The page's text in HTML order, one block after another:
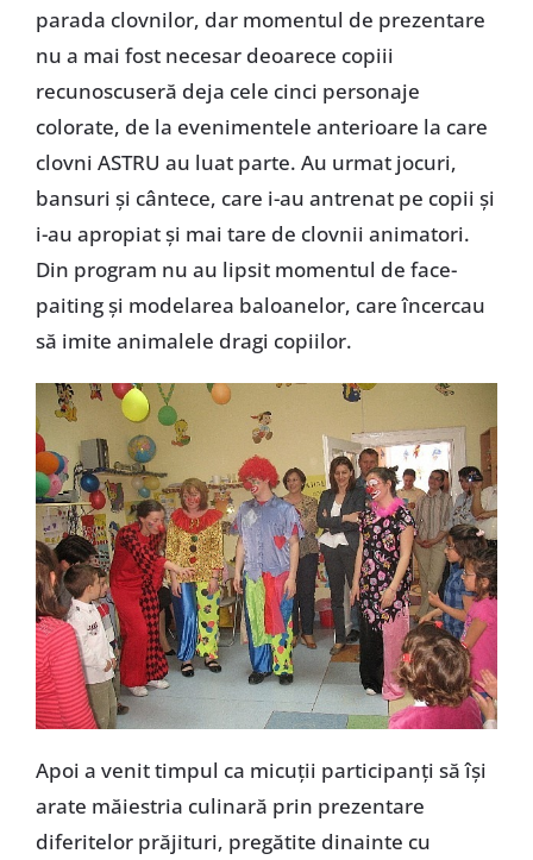
parada clovnilor, dar momentul de prezentare
nu a mai fost necesar deoarece copiii
recunoscuseră deja cele cinci personaje
colorate, de la evenimentele anterioare la care
clovni ASTRU au luat parte. Au urmat jocuri,
bansuri şi cântece, care i-au antrenat pe copii şi
i-au apropiat şi mai tare de clovnii animatori.
Din program nu au lipsit momentul de face-
paiting şi modelarea baloanelor, care încercau
să imite animalele dragi copiilor.
Apoi a venit timpul ca micuţii participanţi să îşi
arate măiestria culinară prin prezentare
diferitelor prăjituri, pregătite dinainte cu